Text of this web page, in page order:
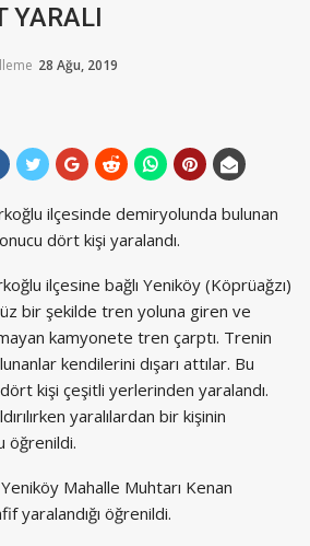
YARALI
28 Ağu, 2019
ilçesinde demiryolunda bulunan
dört kişi yaralandı.
ilçesine bağlı Yeniköy (Köprüağzı)
bir şekilde tren yoluna giren ve
kamyonete tren çarptı. Trenin
kendilerini dışarı attılar. Bu
kişi çeşitli yerlerinden yaralandı.
yaralılardan bir kişinin
öğrenildi.
Mahalle Muhtarı Kenan
yaralandığı öğrenildi.